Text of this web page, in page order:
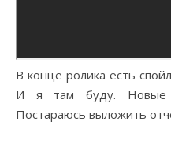
В конце ролика есть
И я там буду. Новые
Постараюсь выложить